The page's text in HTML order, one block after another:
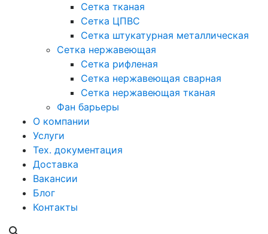
Сетка тканая
Сетка ЦПВС
Сетка штукатурная металлическая
Сетка нержавеющая
Сетка рифленая
Сетка нержавеющая сварная
Сетка нержавеющая тканая
Фан барьеры
О компании
Услуги
Тех. документация
Доставка
Вакансии
Блог
Контакты